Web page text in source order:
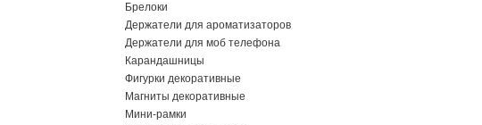
Брелоки
Держатели для ароматизаторов
Держатели для моб телефона
Карандашницы
Фигурки декоративные
Магниты декоративные
Мини-рамки